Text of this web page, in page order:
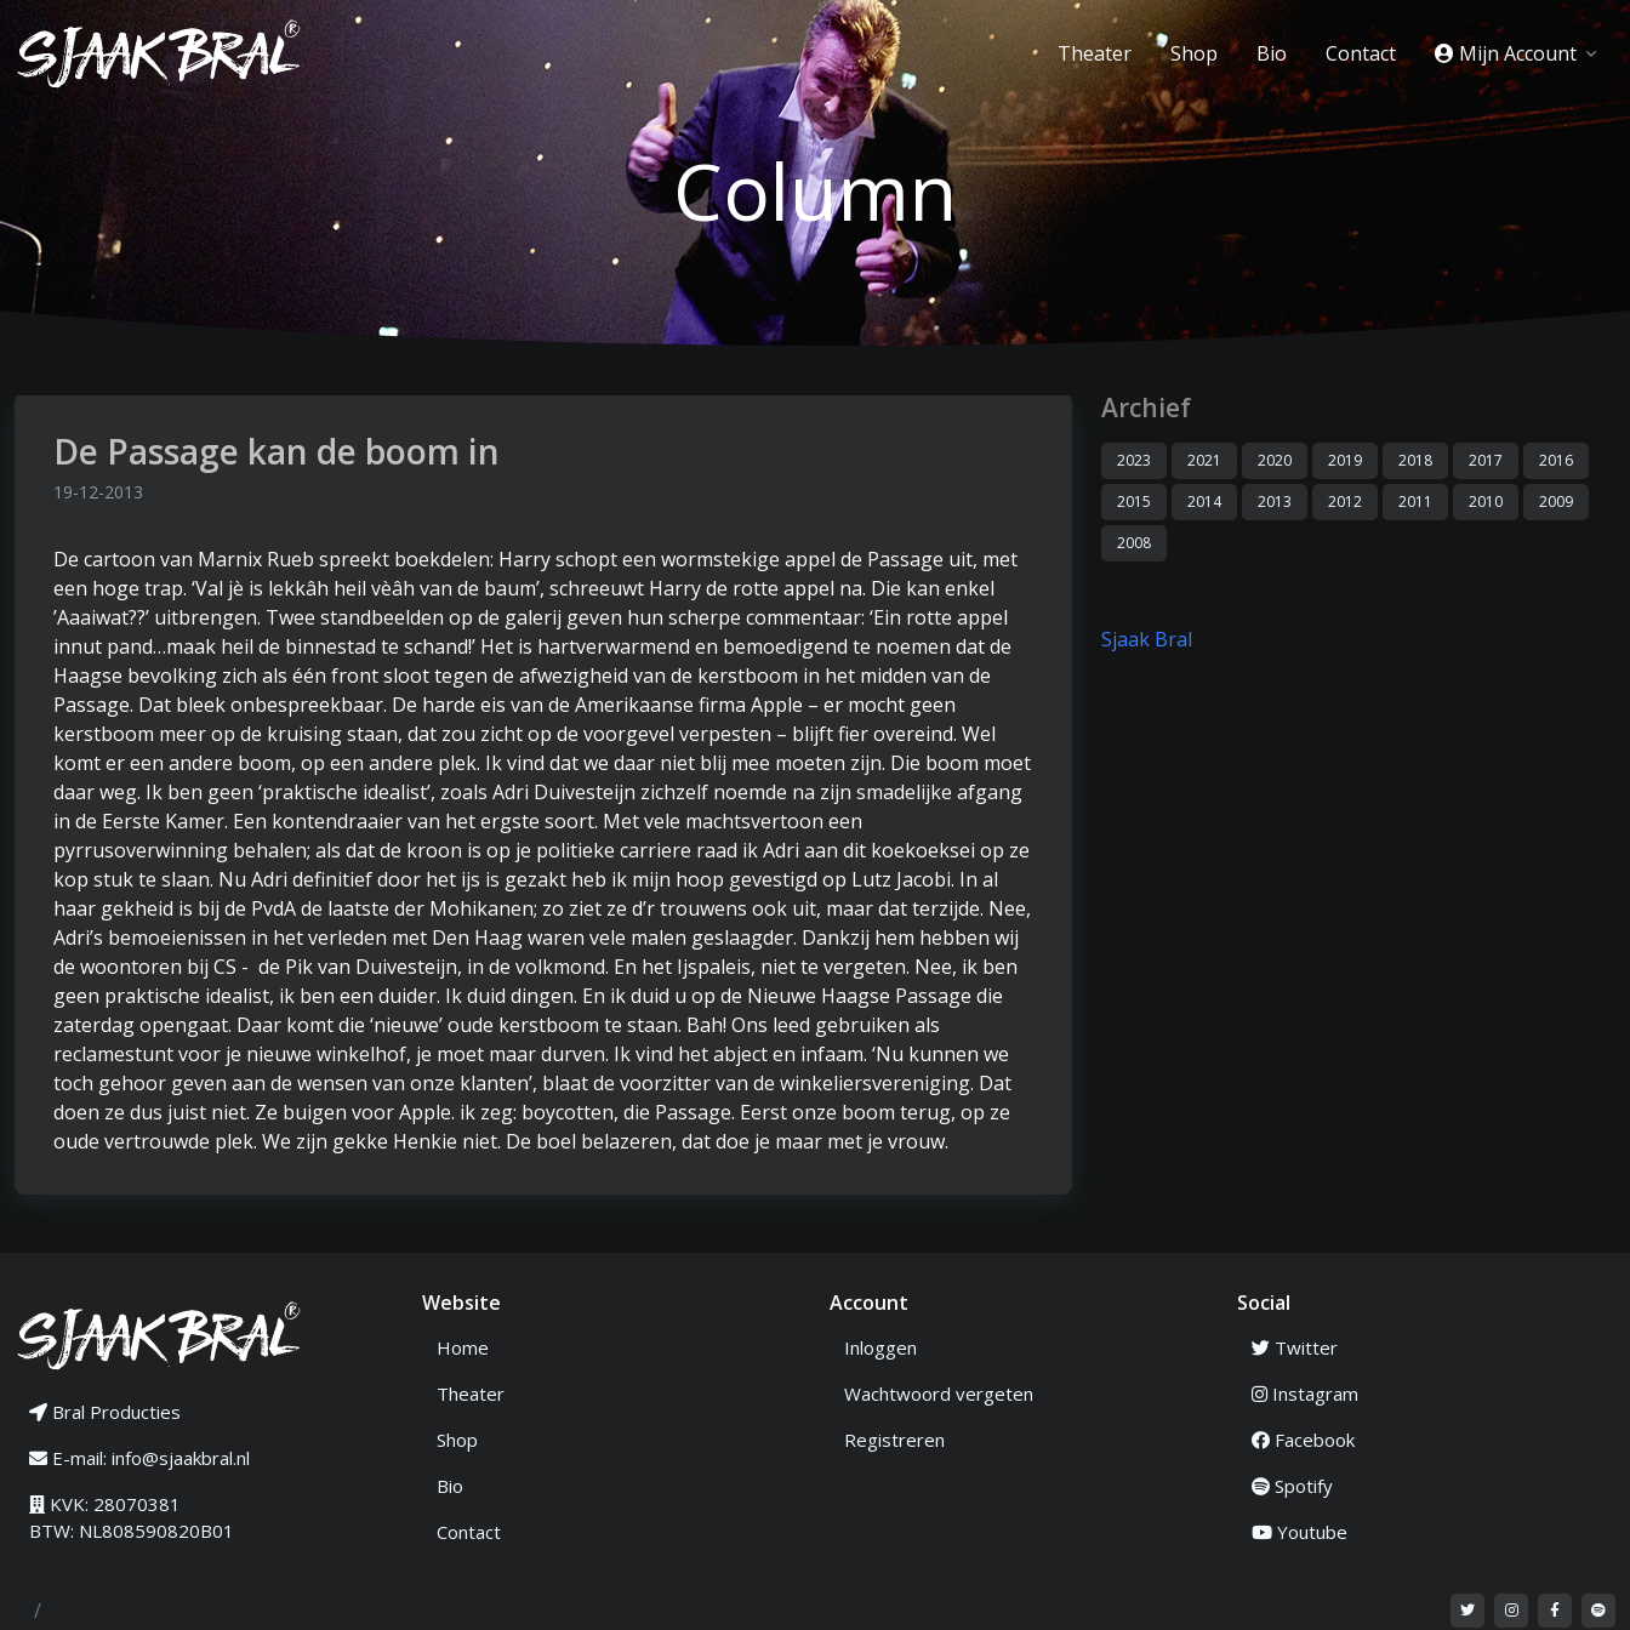
Theater Shop Bio Contact Mijn Account
Column
De Passage kan de boom in
19-12-2013
De cartoon van Marnix Rueb spreekt boekdelen: Harry schopt een wormstekige appel de Passage uit, met
een hoge trap. ‘Val jè is lekkâh heil vèâh van de baum’, schreeuwt Harry de rotte appel na. Die kan enkel
’Aaaiwat??’ uitbrengen. Twee standbeelden op de galerij geven hun scherpe commentaar: ‘Ein rotte appel
innut pand…maak heil de binnestad te schand!’ Het is hartverwarmend en bemoedigend te noemen dat de
Haagse bevolking zich als één front sloot tegen de afwezigheid van de kerstboom in het midden van de
Passage. Dat bleek onbespreekbaar. De harde eis van de Amerikaanse firma Apple – er mocht geen
kerstboom meer op de kruising staan, dat zou zicht op de voorgevel verpesten – blijft fier overeind. Wel
komt er een andere boom, op een andere plek. Ik vind dat we daar niet blij mee moeten zijn. Die boom moet
daar weg. Ik ben geen ‘praktische idealist’, zoals Adri Duivesteijn zichzelf noemde na zijn smadelijke afgang
in de Eerste Kamer. Een kontendraaier van het ergste soort. Met vele machtsvertoon een
pyrrusoverwinning behalen; als dat de kroon is op je politieke carriere raad ik Adri aan dit koekoeksei op ze
kop stuk te slaan. Nu Adri definitief door het ijs is gezakt heb ik mijn hoop gevestigd op Lutz Jacobi. In al
haar gekheid is bij de PvdA de laatste der Mohikanen; zo ziet ze d’r trouwens ook uit, maar dat terzijde. Nee,
Adri’s bemoeienissen in het verleden met Den Haag waren vele malen geslaagder. Dankzij hem hebben wij
de woontoren bij CS - de Pik van Duivesteijn, in de volkmond. En het Ijspaleis, niet te vergeten. Nee, ik ben
geen praktische idealist, ik ben een duider. Ik duid dingen. En ik duid u op de Nieuwe Haagse Passage die
zaterdag opengaat. Daar komt die ‘nieuwe’ oude kerstboom te staan. Bah! Ons leed gebruiken als
reclamestunt voor je nieuwe winkelhof, je moet maar durven. Ik vind het abject en infaam. ‘Nu kunnen we
toch gehoor geven aan de wensen van onze klanten’, blaat de voorzitter van de winkeliersvereniging. Dat
doen ze dus juist niet. Ze buigen voor Apple. ik zeg: boycotten, die Passage. Eerst onze boom terug, op ze
oude vertrouwde plek. We zijn gekke Henkie niet. De boel belazeren, dat doe je maar met je vrouw.
Archief
2023 2021 2020 2019 2018 2017
2016
2015
2014 2013 2012 2011 2010
2009
2008
Sjaak Bral
Bral Producties
E-mail: info@sjaakbral.nl
KVK: 28070381
BTW: NL808590820B01
Website
Home
Theater
Shop
Bio
Contact
Account
Inloggen
Wachtwoord vergeten
Registreren
Social
Twitter
Instagram
Facebook
Spotify
Youtube
/